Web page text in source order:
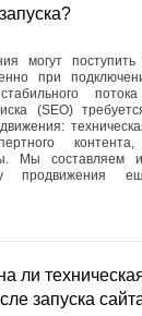
могут
при
(SEO)
Мы составляем
продвижения
ли
запуска